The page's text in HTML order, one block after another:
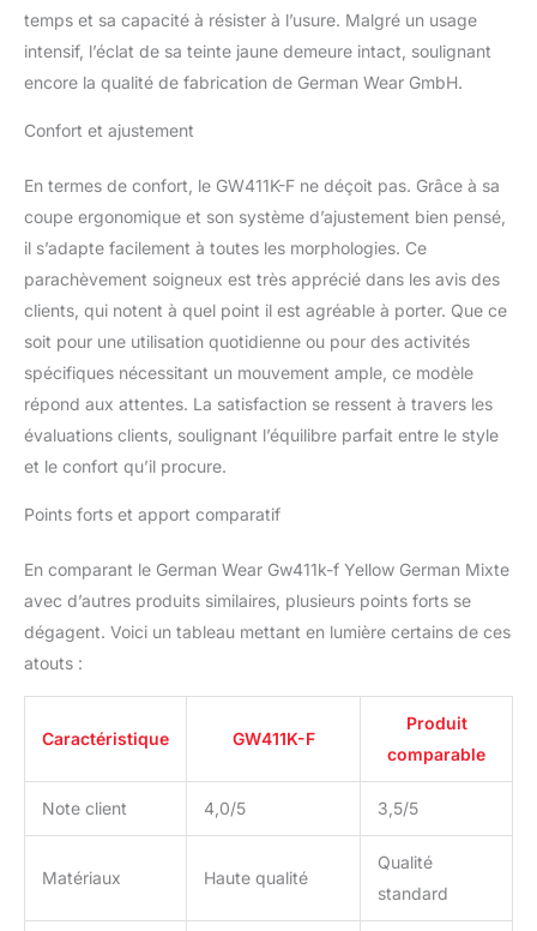
temps et sa capacité à résister à l’usure. Malgré un usage
intensif, l’éclat de sa teinte jaune demeure intact, soulignant
encore la qualité de fabrication de German Wear GmbH.
Confort et ajustement
En termes de confort, le GW411K-F ne déçoit pas. Grâce à sa
coupe ergonomique et son système d’ajustement bien pensé,
il s’adapte facilement à toutes les morphologies. Ce
parachèvement soigneux est très apprécié dans les avis des
clients, qui notent à quel point il est agréable à porter. Que ce
soit pour une utilisation quotidienne ou pour des activités
spécifiques nécessitant un mouvement ample, ce modèle
répond aux attentes. La satisfaction se ressent à travers les
évaluations clients, soulignant l’équilibre parfait entre le style
et le confort qu’il procure.
Points forts et apport comparatif
En comparant le German Wear Gw411k-f Yellow German Mixte
avec d’autres produits similaires, plusieurs points forts se
dégagent. Voici un tableau mettant en lumière certains de ces
atouts :
Caractéristique GW411K-F
Produit
comparable
Note client 4,0/5 3,5/5
Matériaux Haute qualité
Qualité
standard